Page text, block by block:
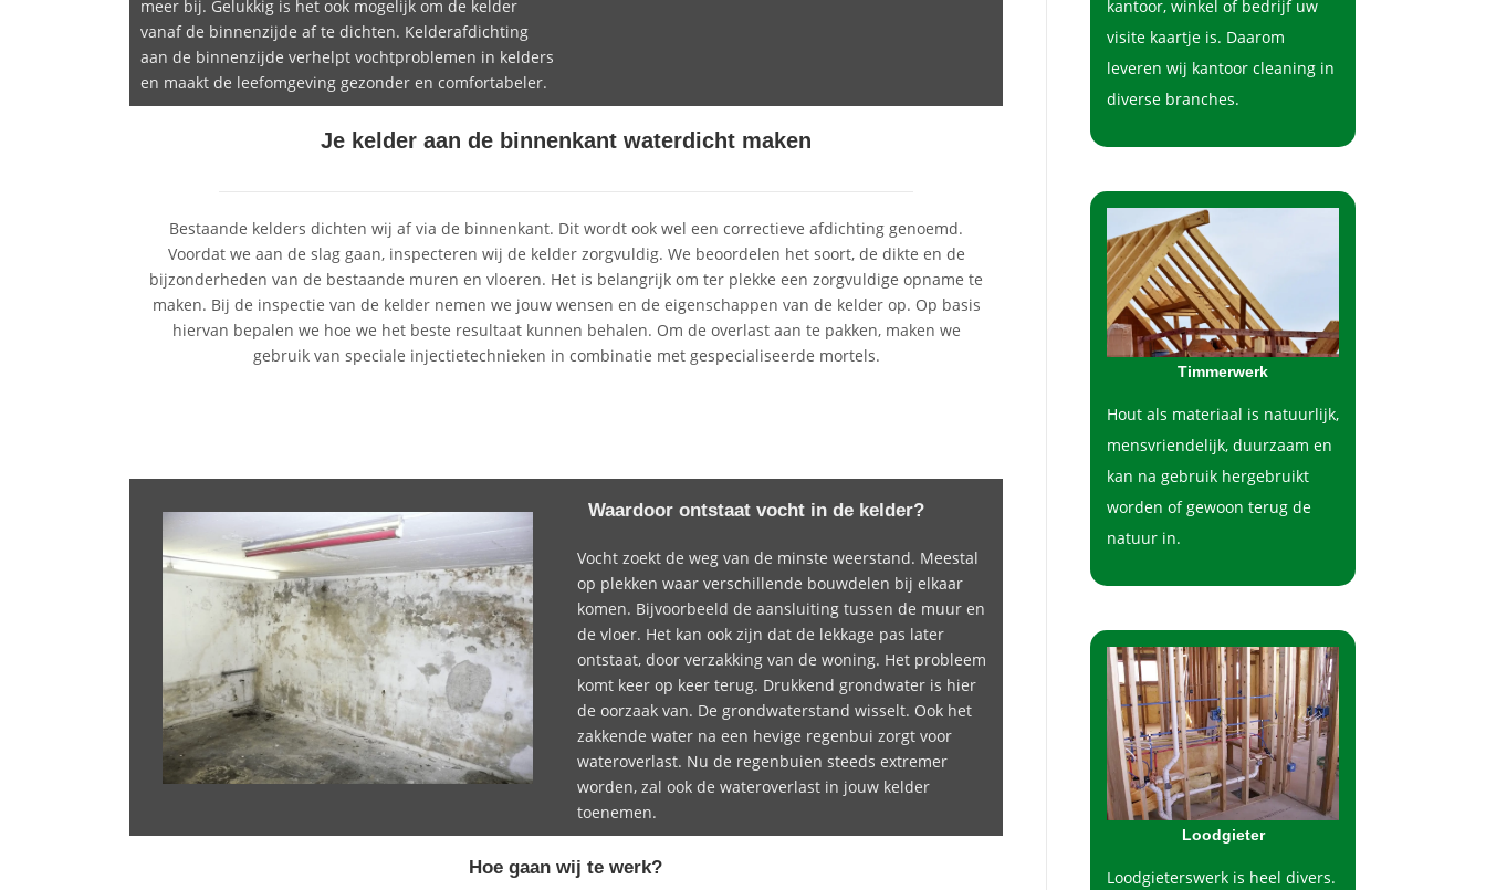
meer bij. Gelukkig is het ook mogelijk om de kelder
vanaf de binnenzijde af te dichten. Kelderafdichting
aan de binnenzijde verhelpt vochtproblemen in kelders
en maakt de leefomgeving gezonder en comfortabeler.
Je kelder aan de binnenkant waterdicht maken
Bestaande kelders dichten wij af via de binnenkant. Dit wordt ook wel een correctieve afdichting genoemd.
Voordat we aan de slag gaan, inspecteren wij de kelder zorgvuldig. We beoordelen het soort, de dikte en de
bijzonderheden van de bestaande muren en vloeren. Het is belangrijk om ter plekke een zorgvuldige opname te
maken. Bij de inspectie van de kelder nemen we jouw wensen en de eigenschappen van de kelder op. Op basis
hiervan bepalen we hoe we het beste resultaat kunnen behalen. Om de overlast aan te pakken, maken we
gebruik van speciale injectietechnieken in combinatie met gespecialiseerde mortels.
Waardoor ontstaat vocht in de kelder?
Vocht zoekt de weg van de minste weerstand. Meestal
op plekken waar verschillende bouwdelen bij elkaar
komen. Bijvoorbeeld de aansluiting tussen de muur en
de vloer. Het kan ook zijn dat de lekkage pas later
ontstaat, door verzakking van de woning. Het probleem
komt keer op keer terug. Drukkend grondwater is hier
de oorzaak van. De grondwaterstand wisselt. Ook het
zakkende water na een hevige regenbui zorgt voor
wateroverlast. Nu de regenbuien steeds extremer
worden, zal ook de wateroverlast in jouw kelder
toenemen.
Hoe gaan wij te werk?
kantoor, winkel of bedrijf uw
visite kaartje is. Daarom
leveren wij kantoor cleaning in
diverse branches.
Timmerwerk
Hout als materiaal is natuurlijk,
mensvriendelijk, duurzaam en
kan na gebruik hergebruikt
worden of gewoon terug de
natuur in.
Loodgieter
Loodgieterswerk is heel divers.